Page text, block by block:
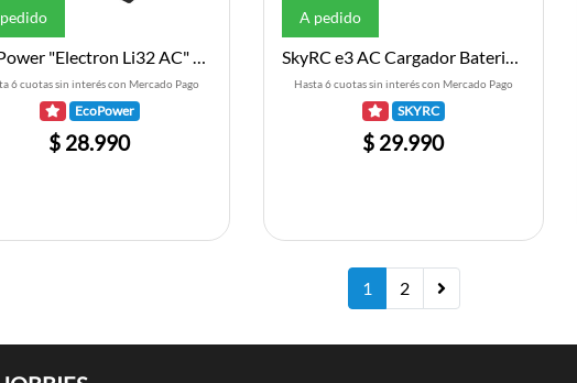
EcoPower "Electron Li32 AC" LiPo Balance Battery Charger (2-3S/2A/25W)
6 cuotas sin interés con Mercado Pago
EcoPower
$ 28.990
A pedido
SkyRC e3 AC Cargador Bateria (LiPo) (3S/1.2A/11W)
Hasta 6 cuotas sin interés con Mercado Pago
SKYRC
$ 29.990
1 2